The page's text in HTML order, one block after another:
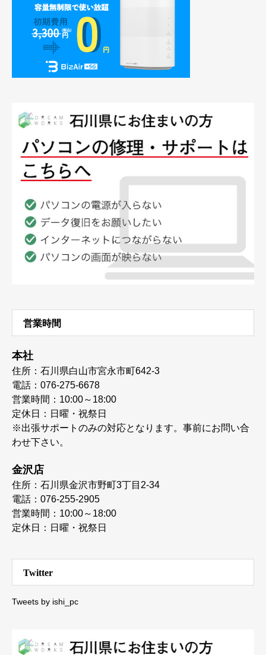
営業時間
本社
住所：石川県白山市宮永市町642-3
電話：076-275-6678
営業時間：10:00～18:00
定休日：日曜・祝祭日
※出張サポートのみの対応となります。事前にお問い合
わせ下さい。
金沢店
住所：石川県金沢市野町3丁目2-34
電話：076-255-2905
営業時間：10:00～18:00
定休日：日曜・祝祭日
Twitter
Tweets by ishi_pc